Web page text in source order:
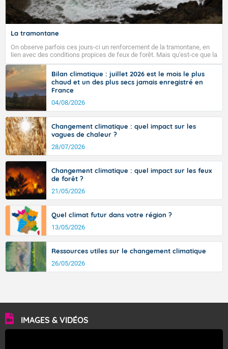
La tramontane
On observe parfois ces jours-ci un renforcement de la tramontane, en
lien avec des conditions propices de feux de forêt. Mais qu'est-ce que la
tramontane ? Quelles sont ses caractéristiques ? La tramontane est un
vent turbulent soufflant de secteur nord-ouest à nord, ou ouest à nord-
ouest, dans un secteur qui part du Roussillon à la vallée de l’Aude et à
l’ouest de l’Hérault. L’étymologie de ce vent vient du latin trasmontanus,
signifiant au-delà des monts, en allusion aux régions montagneuses
d’où provient ce vent.
Bilan climatique : juillet 2026 est le mois le plus
chaud et un des plus secs jamais enregistré en
France
04/08/2026
Changement climatique : quel impact sur les
vagues de chaleur ?
28/07/2026
Changement climatique : quel impact sur les feux
de forêt ?
21/05/2026
Quel climat futur dans votre région ?
13/05/2026
Ressources utiles sur le changement climatique
26/05/2026
IMAGES & VIDÉOS